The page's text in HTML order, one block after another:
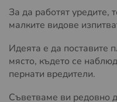
За да работят уредите,
малките видове
Идеята е да поставите
място, където се
пернати вредители.
Съветваме ви редовно